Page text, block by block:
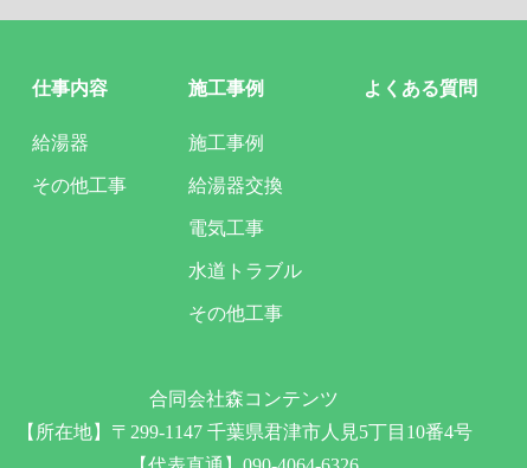
仕事内容
給湯器
その他工事
施工事例
施工事例
給湯器交換
電気工事
水道トラブル
その他工事
よくある質問
合同会社森コンテンツ
【所在地】〒299-1147 千葉県君津市人見5丁目10番4号